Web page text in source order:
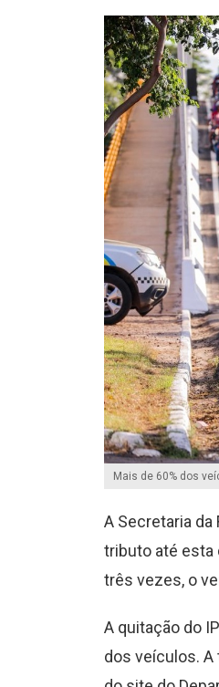
Mais de 60% dos
A Secretaria
tributo até esta
três vezes, o
A quitação do
dos veículos. A